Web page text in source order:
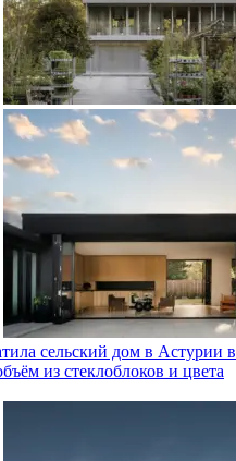
сельский дом в Астурии в
из стеклоблоков и цвета